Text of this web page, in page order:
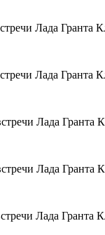
Лада Гранта
Лада Гранта
Лада Гранта
Лада Гранта
Лада Гранта